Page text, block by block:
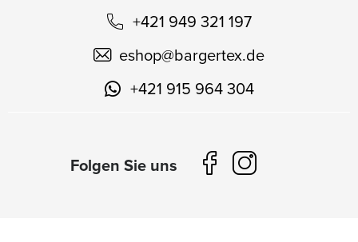
+421 949 321 197
eshop@bargertex.de
+421 915 964 304